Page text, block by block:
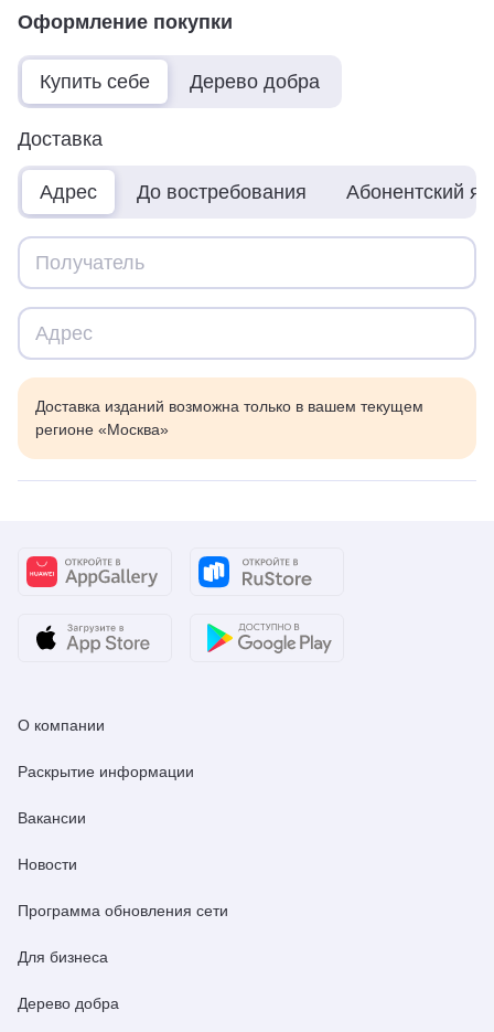
Оформление покупки
Купить себе Дерево добра
Доставка
Адрес До востребования Абонентский
Доставка изданий возможна только в вашем текущем
регионе «Москва»
О компании
Раскрытие информации
Вакансии
Новости
Программа обновления сети
Для бизнеса
Дерево добра